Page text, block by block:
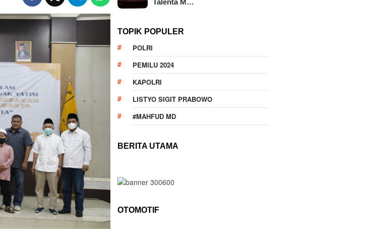
Talenta M…
TOPIK POPULER
POLRI
PEMILU 2024
KAPOLRI
LISTYO SIGIT PRABOWO
#MAHFUD MD
BERITA UTAMA
OTOMOTIF